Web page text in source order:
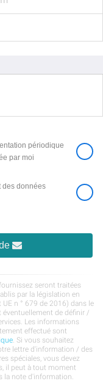
périodique
par moi
des données
seront traitées
par la législation en
n ° 679 de 2016) dans le
de définir /
Les informations
effectué sont
. Si vous souhaitez
lettre d'information / des
spéciales, vous devez
il peut à tout moment
la note d'information.